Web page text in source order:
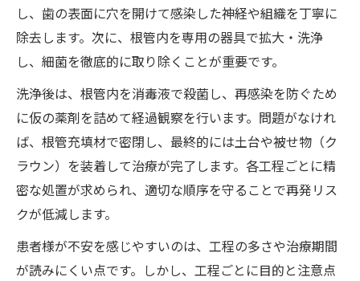
し、歯の表面に穴を開けて感染した神経や組織を丁寧に
除去します。次に、根管内を専用の器具で拡大・洗浄
し、細菌を徹底的に取り除くことが重要です。
洗浄後は、根管内を消毒液で殺菌し、再感染を防ぐため
に仮の薬剤を詰めて経過観察を行います。問題がなけれ
ば、根管充填材で密閉し、最終的には土台や被せ物（ク
ラウン）を装着して治療が完了します。各工程ごとに精
密な処置が求められ、適切な順序を守ることで再発リス
クが低減します。
患者様が不安を感じやすいのは、工程の多さや治療期間
が読みにくい点です。しかし、工程ごとに目的と注意点